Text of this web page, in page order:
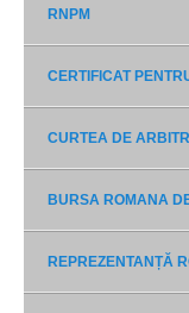
RNPM
CERTIFICAT
CURTEA DE
BURSA ROMANA
REPREZENTANȚĂ